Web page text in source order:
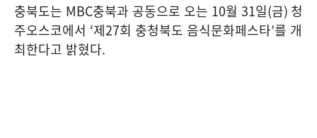
충북도는 MBC충북과 공동으로 오는 10월 31일(금) 청
주오스코에서 ‘제27회 충청북도 음식문화페스타’를 개
최한다고 밝혔다.